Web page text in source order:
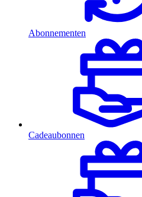
Abonnementen
Cadeaubonnen